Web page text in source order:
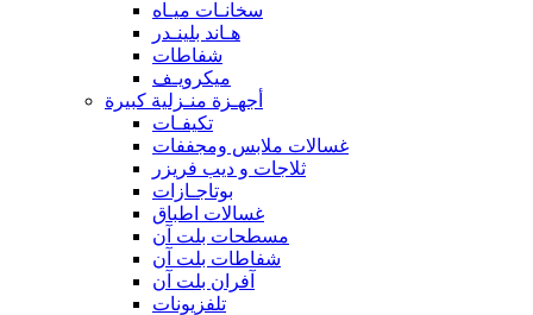
سخانـات ميـاه
هـاند بلينـدر
شفاطات
ميكرويـف
أجهـزة منـزلية كبيرة
تكيفـات
غسالات ملابس ومجففات
ثلاجات و ديب فريزر
بوتاجـازات
غسالات اطباق
مسطحات بلت آن
شفاطات بلت آن
آفران بلت آن
تلفزيونات